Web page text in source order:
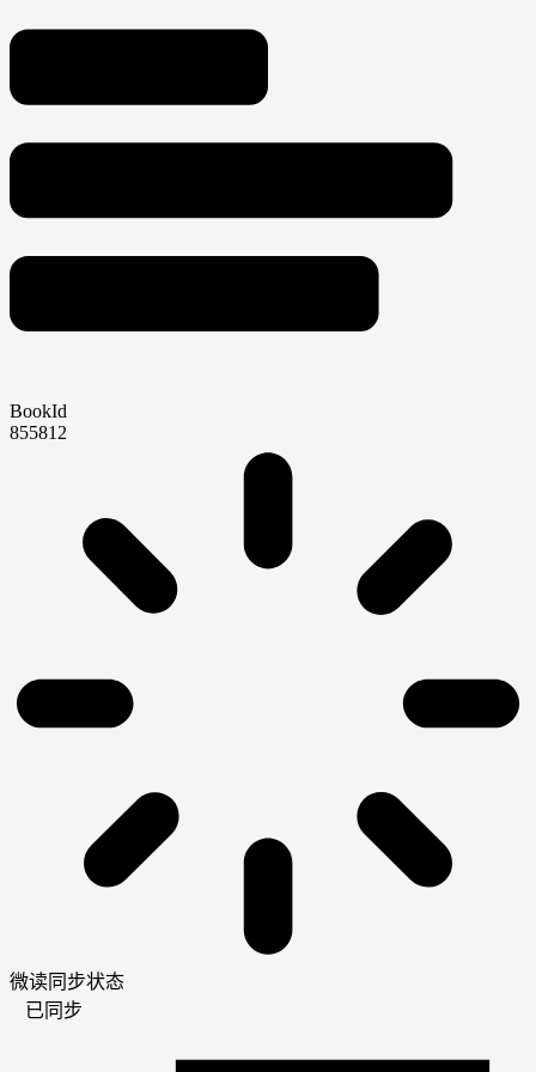
BookId
855812
微读同步状态
已同步